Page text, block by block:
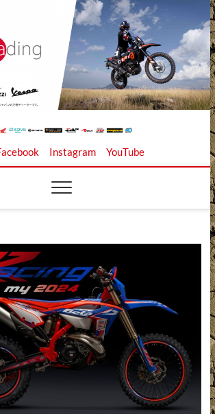
Trading Ltd. |
株式会社スターズト
レーディング
MOTO GUZZI正規ディーラー、REKLUSE、
Instagram YouTube